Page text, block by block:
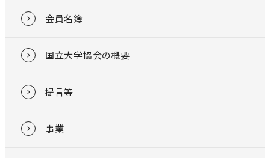
会員名簿
国立大学協会の概要
提言等
事業